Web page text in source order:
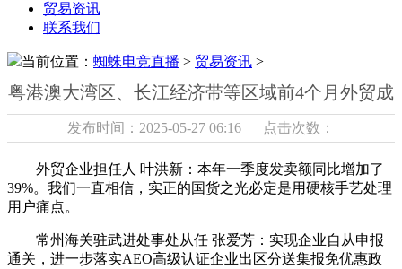
贸易资讯
联系我们
当前位置： 蜘蛛电竞直播 > 贸易资讯 >
粤港澳大湾区、长江经济带等区域前4个月外贸成
发布时间：2025-05-27 06:16 点击次数：
外贸企业担任人 叶洪新：本年一季度发卖额同比增加了
39%。我们一直相信，实正的国货之光必定是用硬核手艺处理
用户痛点。
常州海关驻武进处事处从任 张爱芳：实现企业自从申报
通关，进一步落实AEO高级认证企业出区分送集报免优惠政